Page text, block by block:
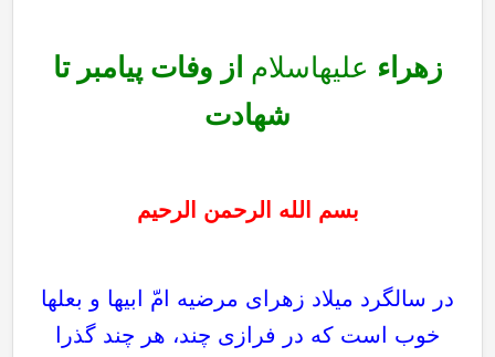
زهراء علیهاسلام از وفات پیامبر تا
شهادت
بسم الله الرحمن الرحیم
در سالگرد میلاد زهرای مرضیه امّ ابیها و بعلها
خوب است که در فرازی چند،‌ هر چند گذرا